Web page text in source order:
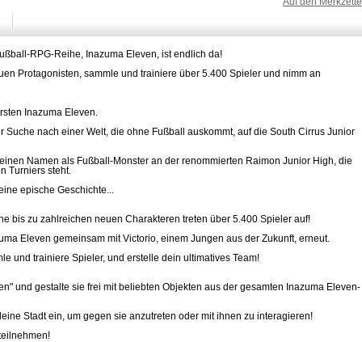
RPG-Reihe, Inazuma Eleven, ist endlich da!
Protagonisten, sammle und trainiere über 5.400 Spieler und nimm an
Inazuma Eleven.
Suche nach einer Welt, die ohne Fußball auskommt, auf die South Cirrus Junior
Namen als Fußball-Monster an der renommierten Raimon Junior High, die
Turniers steht.
epische Geschichte...
bis zu zahlreichen neuen Charakteren treten über 5.400 Spieler auf!
Eleven gemeinsam mit Victorio, einem Jungen aus der Zukunft, erneut.
und trainiere Spieler, und erstelle dein ultimatives Team!
und gestalte sie frei mit beliebten Objekten aus der gesamten Inazuma Eleven-
Stadt ein, um gegen sie anzutreten oder mit ihnen zu interagieren!